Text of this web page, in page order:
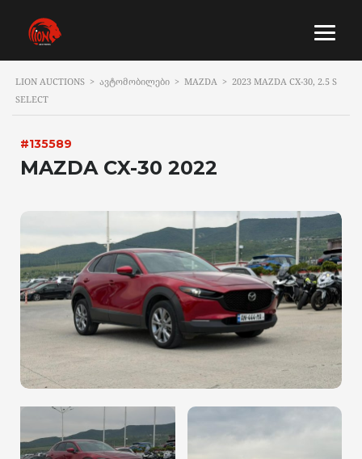
LION AUCTIONS > ᲐᲕᲢᲝᲛᲝᲑᲘᲚᲔᲑᲘ > MAZDA > 2023 MAZDA CX-30, 2.5 S
SELECT
#135589
MAZDA CX-30 2022